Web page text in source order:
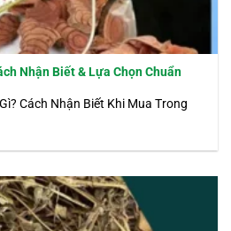
Nhận Biết & Lựa Chọn Chuẩn
Cách Nhận Biết Khi Mua Trong